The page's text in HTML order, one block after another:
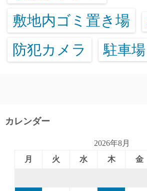
敷地内ゴミ置き場
防犯カメラ 駐車場
カレンダー
2026年8月
月
火 水 木 金